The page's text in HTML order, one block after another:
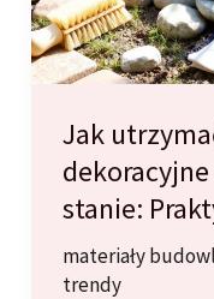
Jak
stanie:
materiały
trendy